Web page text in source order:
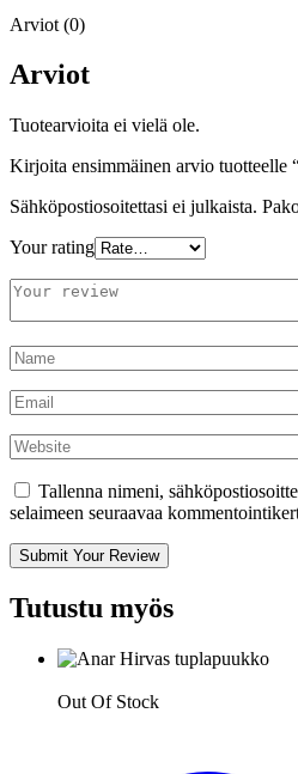
Arviot (0)
Arviot
Tuotearvioita ei vielä ole.
Kirjoita ensimmäinen arvio tuotteelle
Sähköpostiosoitettasi ei julkaista.
Your rating
Tallenna nimeni,
selaimeen seuraavaa
Submit Your Review
Tutustu myös
Out Of Stock